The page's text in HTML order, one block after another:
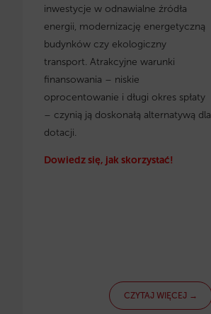
inwestycje w odnawialne źródła
energii, modernizację energetyczną
budynków czy ekologiczny
transport. Atrakcyjne warunki
finansowania – niskie
oprocentowanie i długi okres spłaty
– czynią ją doskonałą alternatywą dla
dotacji.
Dowiedz się, jak skorzystać!
CZYTAJ WIĘCEJ →